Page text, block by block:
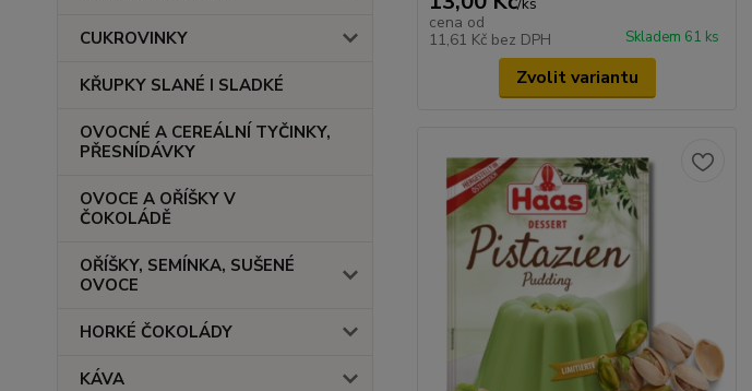
CUKROVINKY
KŘUPKY SLANÉ I SLADKÉ
OVOCNÉ A CEREÁLNÍ TYČINKY,
PŘESNÍDÁVKY
OVOCE A OŘÍŠKY V
ČOKOLÁDĚ
OŘÍŠKY, SEMÍNKA, SUŠENÉ
OVOCE
HORKÉ ČOKOLÁDY
KÁVA
cena od
11,61 Kč bez DPH Skladem 61 ks
Zvolit variantu